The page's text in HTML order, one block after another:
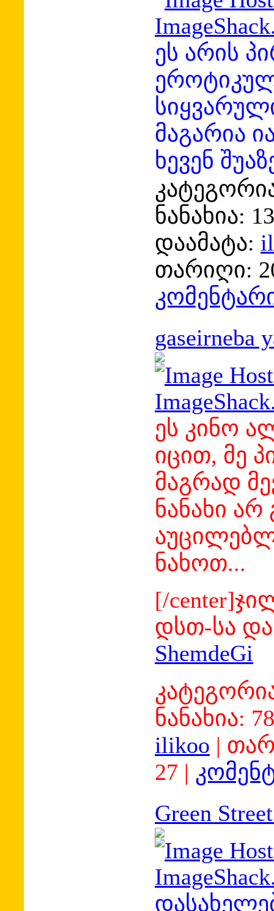
ეს არის
მაგარია
ხევენ
ნანახია:
დაამატა:
თარიღი:
gaseirneba
ეს კინო
იცით, მე
მაგრად
ნანახი არ
ნახოთ...
[/
დსთ-სა
ShemdeGi
ნანახია:
ilikoo |
27 |
Green